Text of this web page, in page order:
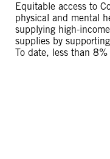
Equitable access to
physical and mental
supplying high-
supplies by
To date, less than